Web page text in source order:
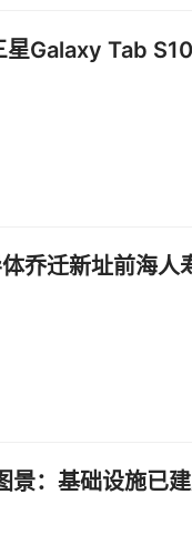
星Galaxy Tab
乔迁新址前海人
景：基础设施已